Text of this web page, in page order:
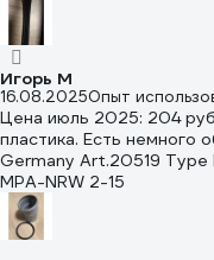
Игорь М
16.08.2025Опыт
Цена июль 2025: 204 руб Хорошее качество исполнения и
пластика. Есть немного
Germany Art.20519 Type
MPA-NRW 2-15